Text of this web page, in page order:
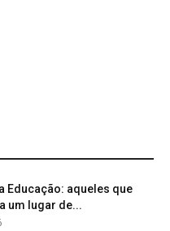
Educação: aqueles que
um lugar de...